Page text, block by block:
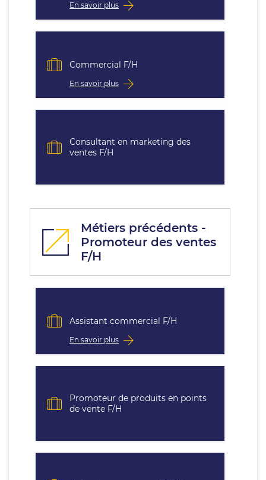
En savoir plus
Commercial F/H
En savoir plus
Consultant en marketing des
ventes F/H
Métiers précédents -
Promoteur des ventes
F/H
Assistant commercial F/H
En savoir plus
Promoteur de produits en points
de vente F/H